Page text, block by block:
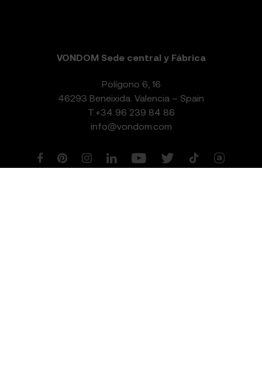
VONDOM Sede central y Fábrica
Polígono 6, 16
46293 Beneixida. Valencia – Spain
T. +34 96 239 84 86
info@vondom.com